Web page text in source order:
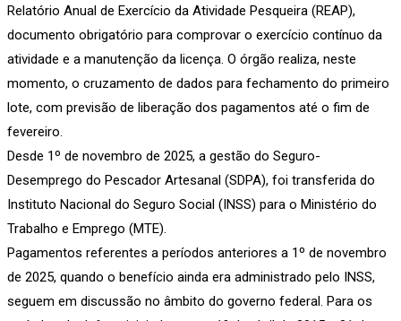
Relatório Anual de Exercício da Atividade Pesqueira (REAP),
documento obrigatório para comprovar o exercício contínuo da
atividade e a manutenção da licença. O órgão realiza, neste
momento, o cruzamento de dados para fechamento do primeiro
lote, com previsão de liberação dos pagamentos até o fim de
fevereiro.
Desde 1º de novembro de 2025, a gestão do Seguro-
Desemprego do Pescador Artesanal (SDPA), foi transferida do
Instituto Nacional do Seguro Social (INSS) para o Ministério do
Trabalho e Emprego (MTE).
Pagamentos referentes a períodos anteriores a 1º de novembro
de 2025, quando o benefício ainda era administrado pelo INSS,
seguem em discussão no âmbito do governo federal. Para os